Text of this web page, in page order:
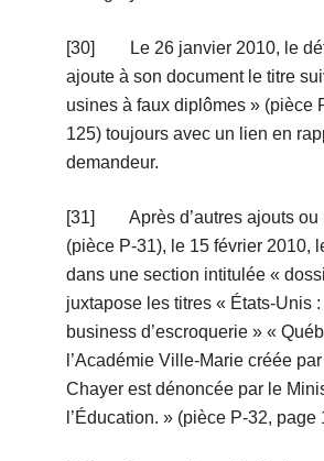
[30] Le 26 janvier 2010, le
ajoute à son document le titre
usines à faux diplômes » (pièce
125) toujours avec un lien en
demandeur.
[31] Après d’autres ajouts ou
(pièce P-31), le 15 février 2010,
dans une section intitulée «
juxtapose les titres « États-Unis
business d’escroquerie » «
l’Académie Ville-Marie créée
Chayer est dénoncée par le
l’Éducation. » (pièce P-32, page